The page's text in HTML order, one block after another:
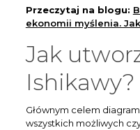
Przeczytaj na blogu:
ekonomii myślenia.
Jak
Ishikawy?
Głównym celem
wszystkich możliwych